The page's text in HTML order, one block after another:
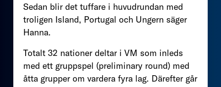
Sedan blir det tuffare i huvudrundan med
troligen Island, Portugal och Ungern säger
Hanna.
Totalt 32 nationer deltar i VM som inleds
med ett gruppspel (preliminary round) med
åtta grupper om vardera fyra lag. Därefter går